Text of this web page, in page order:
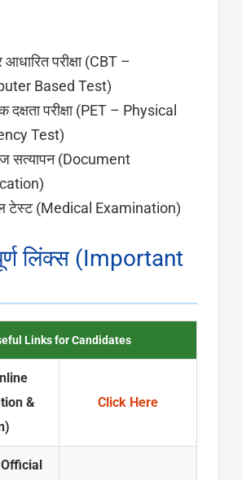
परीक्षा (CBT –
Based Test)
दक्षता परीक्षा (PET – Physical
Test)
सत्यापन (Document
टेस्ट (Medical Examination)
लिंक्स (Important
Links for Candidates
&
Click Here